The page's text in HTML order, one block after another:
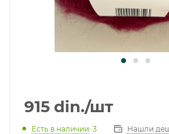
915 din./шт
Есть в наличии: 3 Нашли